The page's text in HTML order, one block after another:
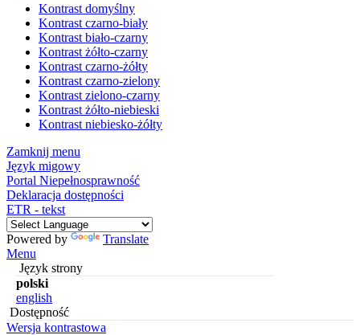
Kontrast domyślny
Kontrast czarno-biały
Kontrast biało-czarny
Kontrast żółto-czarny
Kontrast czarno-żółty
Kontrast czarno-zielony
Kontrast zielono-czarny
Kontrast żółto-niebieski
Kontrast niebiesko-żółty
Zamknij menu
Język migowy
Portal Niepełnosprawność
Deklaracja dostępności
ETR - tekst
Powered by
Translate
Menu
Język strony
polski
english
Dostępność
Wersja kontrastowa